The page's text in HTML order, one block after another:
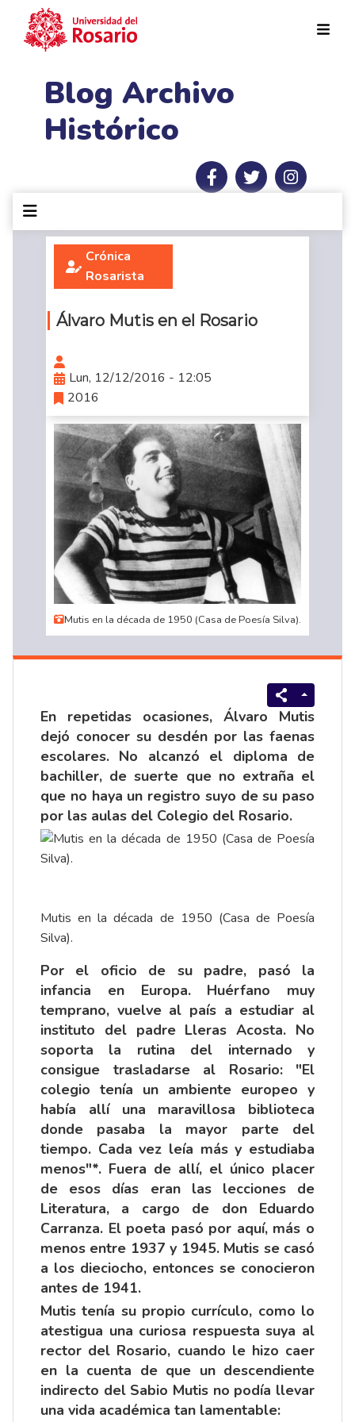
Blog Archivo
Histórico
Crónica
Rosarista
Álvaro Mutis en el Rosario
Lun, 12/12/2016 - 12:05
2016
Mutis en la década de 1950 (Casa de Poesía Silva).
En repetidas ocasiones, Álvaro Mutis
dejó conocer su desdén por las faenas
escolares. No alcanzó el diploma de
bachiller, de suerte que no extraña el
que no haya un registro suyo de su paso
por las aulas del Colegio del Rosario.
Mutis en la década de 1950 (Casa de Poesía
Silva).
Por el oficio de su padre, pasó la
infancia en Europa. Huérfano muy
temprano, vuelve al país a estudiar al
instituto del padre Lleras Acosta. No
soporta la rutina del internado y
consigue trasladarse al Rosario: "El
colegio tenía un ambiente europeo y
había allí una maravillosa biblioteca
donde pasaba la mayor parte del
tiempo. Cada vez leía más y estudiaba
menos"*. Fuera de allí, el único placer
de esos días eran las lecciones de
Literatura, a cargo de don Eduardo
Carranza. El poeta pasó por aquí, más o
menos entre 1937 y 1945. Mutis se casó
a los dieciocho, entonces se conocieron
antes de 1941.
Mutis tenía su propio currículo, como lo
atestigua una curiosa respuesta suya al
rector del Rosario, cuando le hizo caer
en la cuenta de que un descendiente
indirecto del Sabio Mutis no podía llevar
una vida académica tan lamentable: